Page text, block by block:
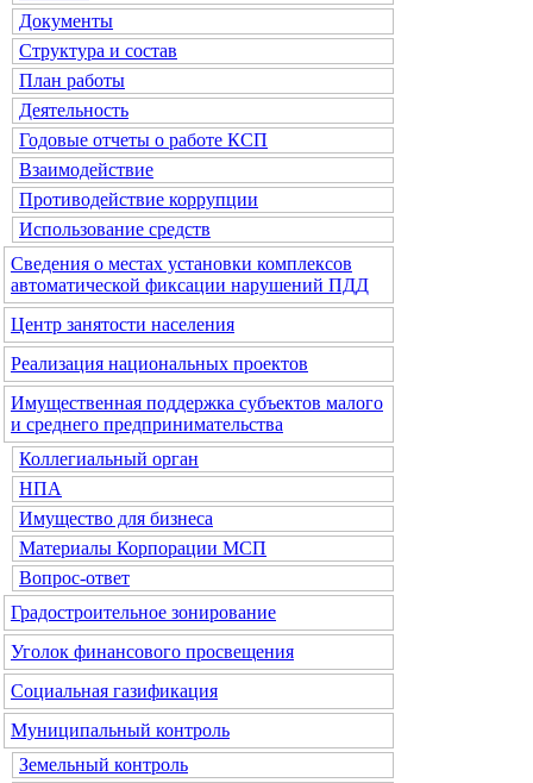
Документы
Структура и состав
План работы
Деятельность
Годовые отчеты о работе КСП
Взаимодействие
Противодействие коррупции
Использование средств
Сведения о местах установки комплексов
автоматической фиксации нарушений ПДД
Центр занятости населения
Реализация национальных проектов
Имущественная поддержка субъектов малого
и среднего предпринимательства
Коллегиальный орган
НПА
Имущество для бизнеса
Материалы Корпорации МСП
Вопрос-ответ
Градостроительное зонирование
Уголок финансового просвещения
Социальная газификация
Муниципальный контроль
Земельный контроль